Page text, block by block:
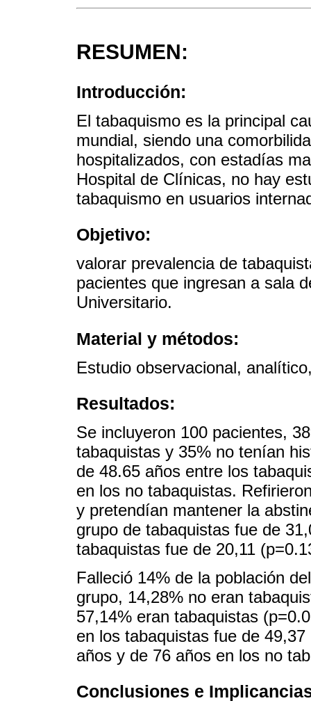
RESUMEN:
Introducción:
El tabaquismo es la principal
mundial, siendo una
hospitalizados, con estadías
Hospital de Clínicas, no hay
tabaquismo en usuarios
Objetivo:
valorar prevalencia de
pacientes que ingresan a sala
Universitario.
Material y métodos:
Estudio observacional,
Resultados:
Se incluyeron 100 pacientes,
tabaquistas y 35% no tenían
de 48.65 años entre los
en los no tabaquistas.
y pretendían mantener la
grupo de tabaquistas fue de
tabaquistas fue de 20,11
Falleció 14% de la población
grupo, 14,28% no eran
57,14% eran tabaquistas
en los tabaquistas fue de
años y de 76 años en los no
Conclusiones e